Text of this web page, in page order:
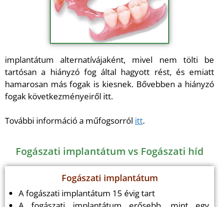
implantátum alternatívájaként, mivel nem tölti be
tartósan a hiányzó fog által hagyott rést, és emiatt
hamarosan más fogak is kiesnek. Bővebben a hiányzó
fogak következményeiről itt.
További információ a műfogsorról itt.
Fogászati implantátum vs Fogászati híd
Fogászati implantátum
A fogászati implantátum 15 évig tart